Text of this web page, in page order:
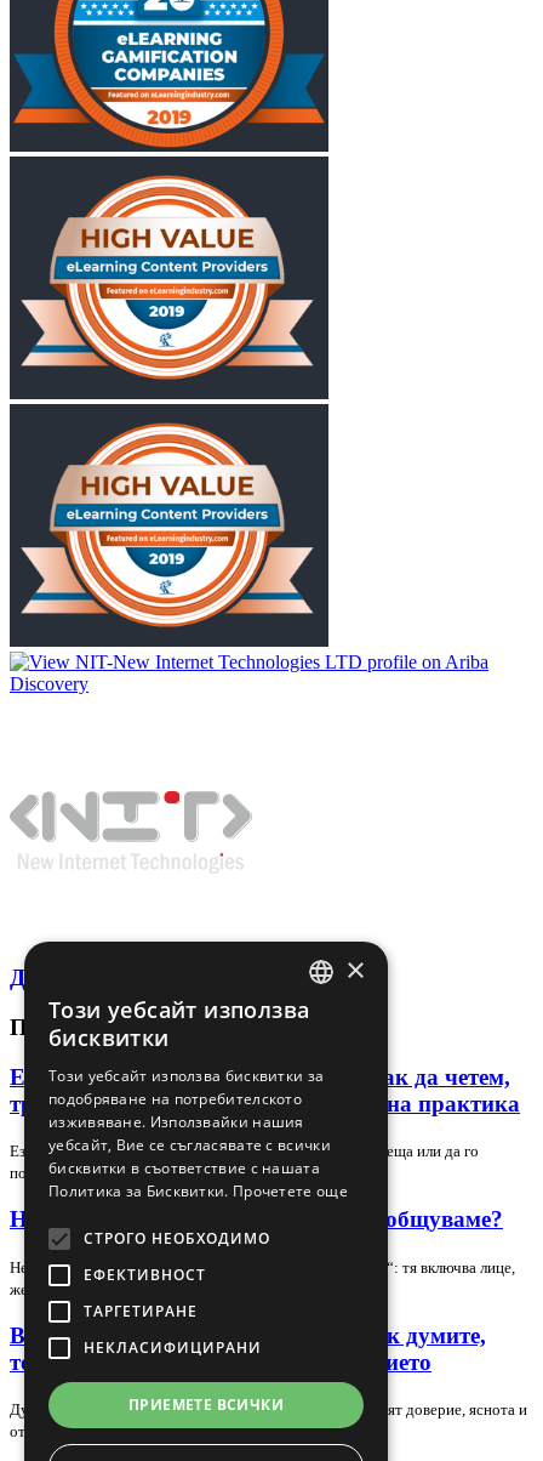
Декларация за поверителност
ПОСЛЕДНИ СТАТИИ
Език на тялото в лидера и екипа: как да четем,
тренираме и използваме сигналите на практика
Езикът на тялото може да подсили доверието в една среща или да го
подкопае за секунди, но само ако го…
Невербална комуникация – как да общуваме?
Невербалната комуникация е повече от „език на тялото“: тя включва лице,
жестове, поза, зрителен контакт,…
Вербална комуникация в екипа: как думите,
тонът и контекстът променят доверието
Думите в екипа не носят само информация — те оформят доверие, яснота и
отношение. В тази статия разглеждаме…
BULGARIAN
×
Този уебсайт използва
бисквитки
Този уебсайт използва бисквитки за
подобряване на потребителското
изживяване. Използвайки нашия
уебсайт, Вие се съгласявате с всички
бисквитки в съответствие с нашата
Политика за Бисквитки. Прочетете още
СТРОГО НЕОБХОДИМО
ЕФЕКТИВНОСТ
ТАРГЕТИРАНЕ
НЕКЛАСИФИЦИРАНИ
ПРИЕМЕТЕ ВСИЧКИ